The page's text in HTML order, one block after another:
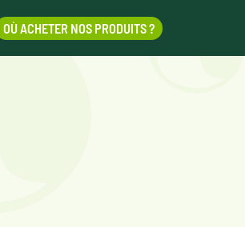
OÙ ACHETER NOS PRODUITS ?